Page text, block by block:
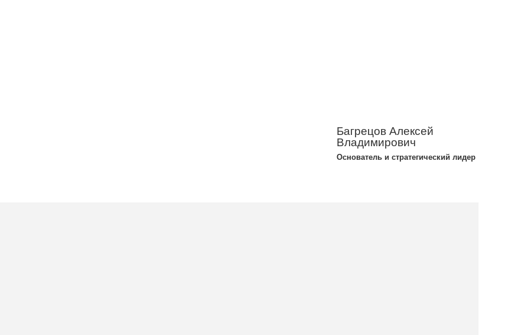
Багрецов Алексей
Владимирович
Основатель и стратегический лидер